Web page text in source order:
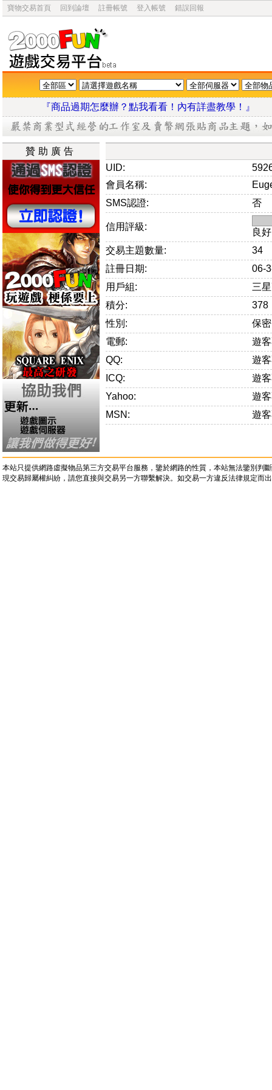
寶物交易首頁 回到論壇 註冊帳號 登入帳號 錯誤回報
『商品過期怎麼辦？點我看看！內有詳盡教學
贊助廣告
UID:
會員名稱:
SMS認證:
否
信用評級:
良
交易主題數量:
34
註冊日期:
06-
用戶組:
三
積分:
378
性別:
保密
電郵:
遊
QQ:
遊
ICQ:
遊
Yahoo:
遊
MSN:
遊
本站只提供網路虛擬物品第三方交易平台服務，鑒於網路的性質，本站無法鑒別
現交易歸屬權糾紛，請您直接與交易另一方聯繫解決。如交易一方違反法律規定